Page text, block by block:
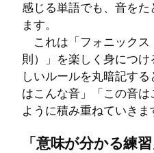
感じる単語でも、音を
ます。
これは「フォニックス
則）」を楽しく身につ
しいルールを丸暗記す
はこんな音」「この音
ように積み重ねていきま
「意味が分かる練